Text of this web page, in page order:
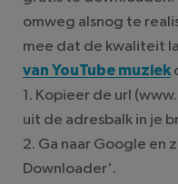
omweg alsnog te
mee dat de kwaliteit
van YouTube muziek
1. Kopieer de url
uit de adresbalk in je
2. Ga naar Google en
Downloader'.